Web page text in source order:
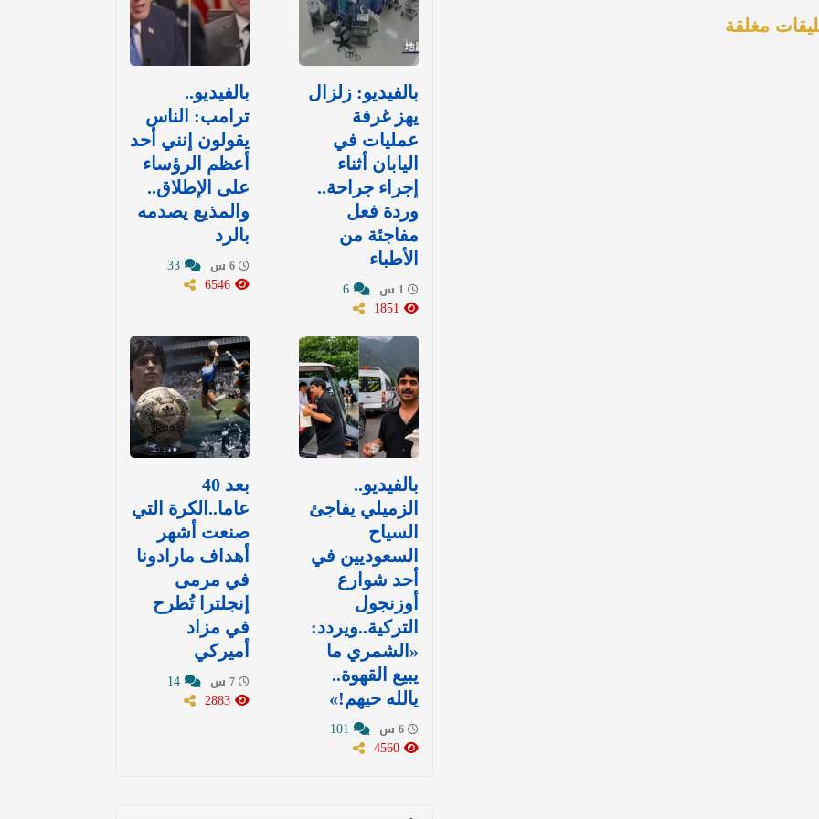
مغلقة
بالفيديو: زلزال
يهز غرفة
عمليات في
اليابان أثناء
إجراء جراحة..
وردة فعل
مفاجئة من
الأطباء
بالفيديو..
ترامب: الناس
يقولون إنني أحد
أعظم الرؤساء
على الإطلاق..
والمذيع يصدمه
بالرد
بالفيديو..
الزميلي يفاجئ
السياح
السعوديين في
أحد شوارع
أوزنجول
التركية..ويردد:
«الشمري ما
يبيع القهوة..
يالله حيهم!»
بعد 40
عاما..الكرة التي
صنعت أشهر
أهداف مارادونا
في مرمى
إنجلترا تُطرح
في مزاد
أميركي